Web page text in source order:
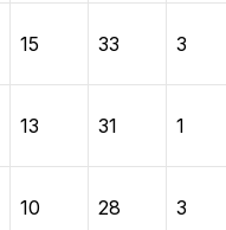
15 33 3
13 31 1
10 28 3